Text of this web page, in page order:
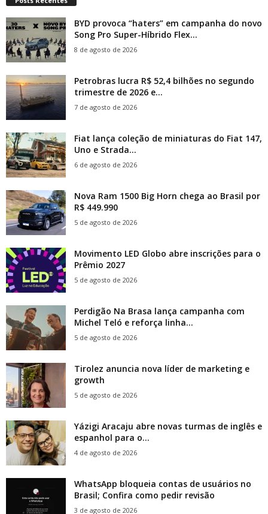
BYD provoca “haters” em campanha do novo
Song Pro Super-Híbrido Flex...
8 de agosto de 2026
Petrobras lucra R$ 52,4 bilhões no segundo
trimestre de 2026 e...
7 de agosto de 2026
Fiat lança coleção de miniaturas do Fiat 147,
Uno e Strada...
6 de agosto de 2026
Nova Ram 1500 Big Horn chega ao Brasil por
R$ 449.990
5 de agosto de 2026
Movimento LED Globo abre inscrições para o
Prêmio 2027
5 de agosto de 2026
Perdigão Na Brasa lança campanha com
Michel Teló e reforça linha...
5 de agosto de 2026
Tirolez anuncia nova líder de marketing e
growth
5 de agosto de 2026
Yázigi Aracaju abre novas turmas de inglês e
espanhol para o...
4 de agosto de 2026
WhatsApp bloqueia contas de usuários no
Brasil; Confira como pedir revisão
3 de agosto de 2026